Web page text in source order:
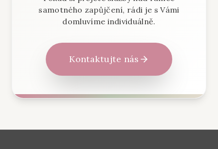
samotného zapůjčení, rádi je s Vámi
domluvíme individuálně.
Kontaktujte nás